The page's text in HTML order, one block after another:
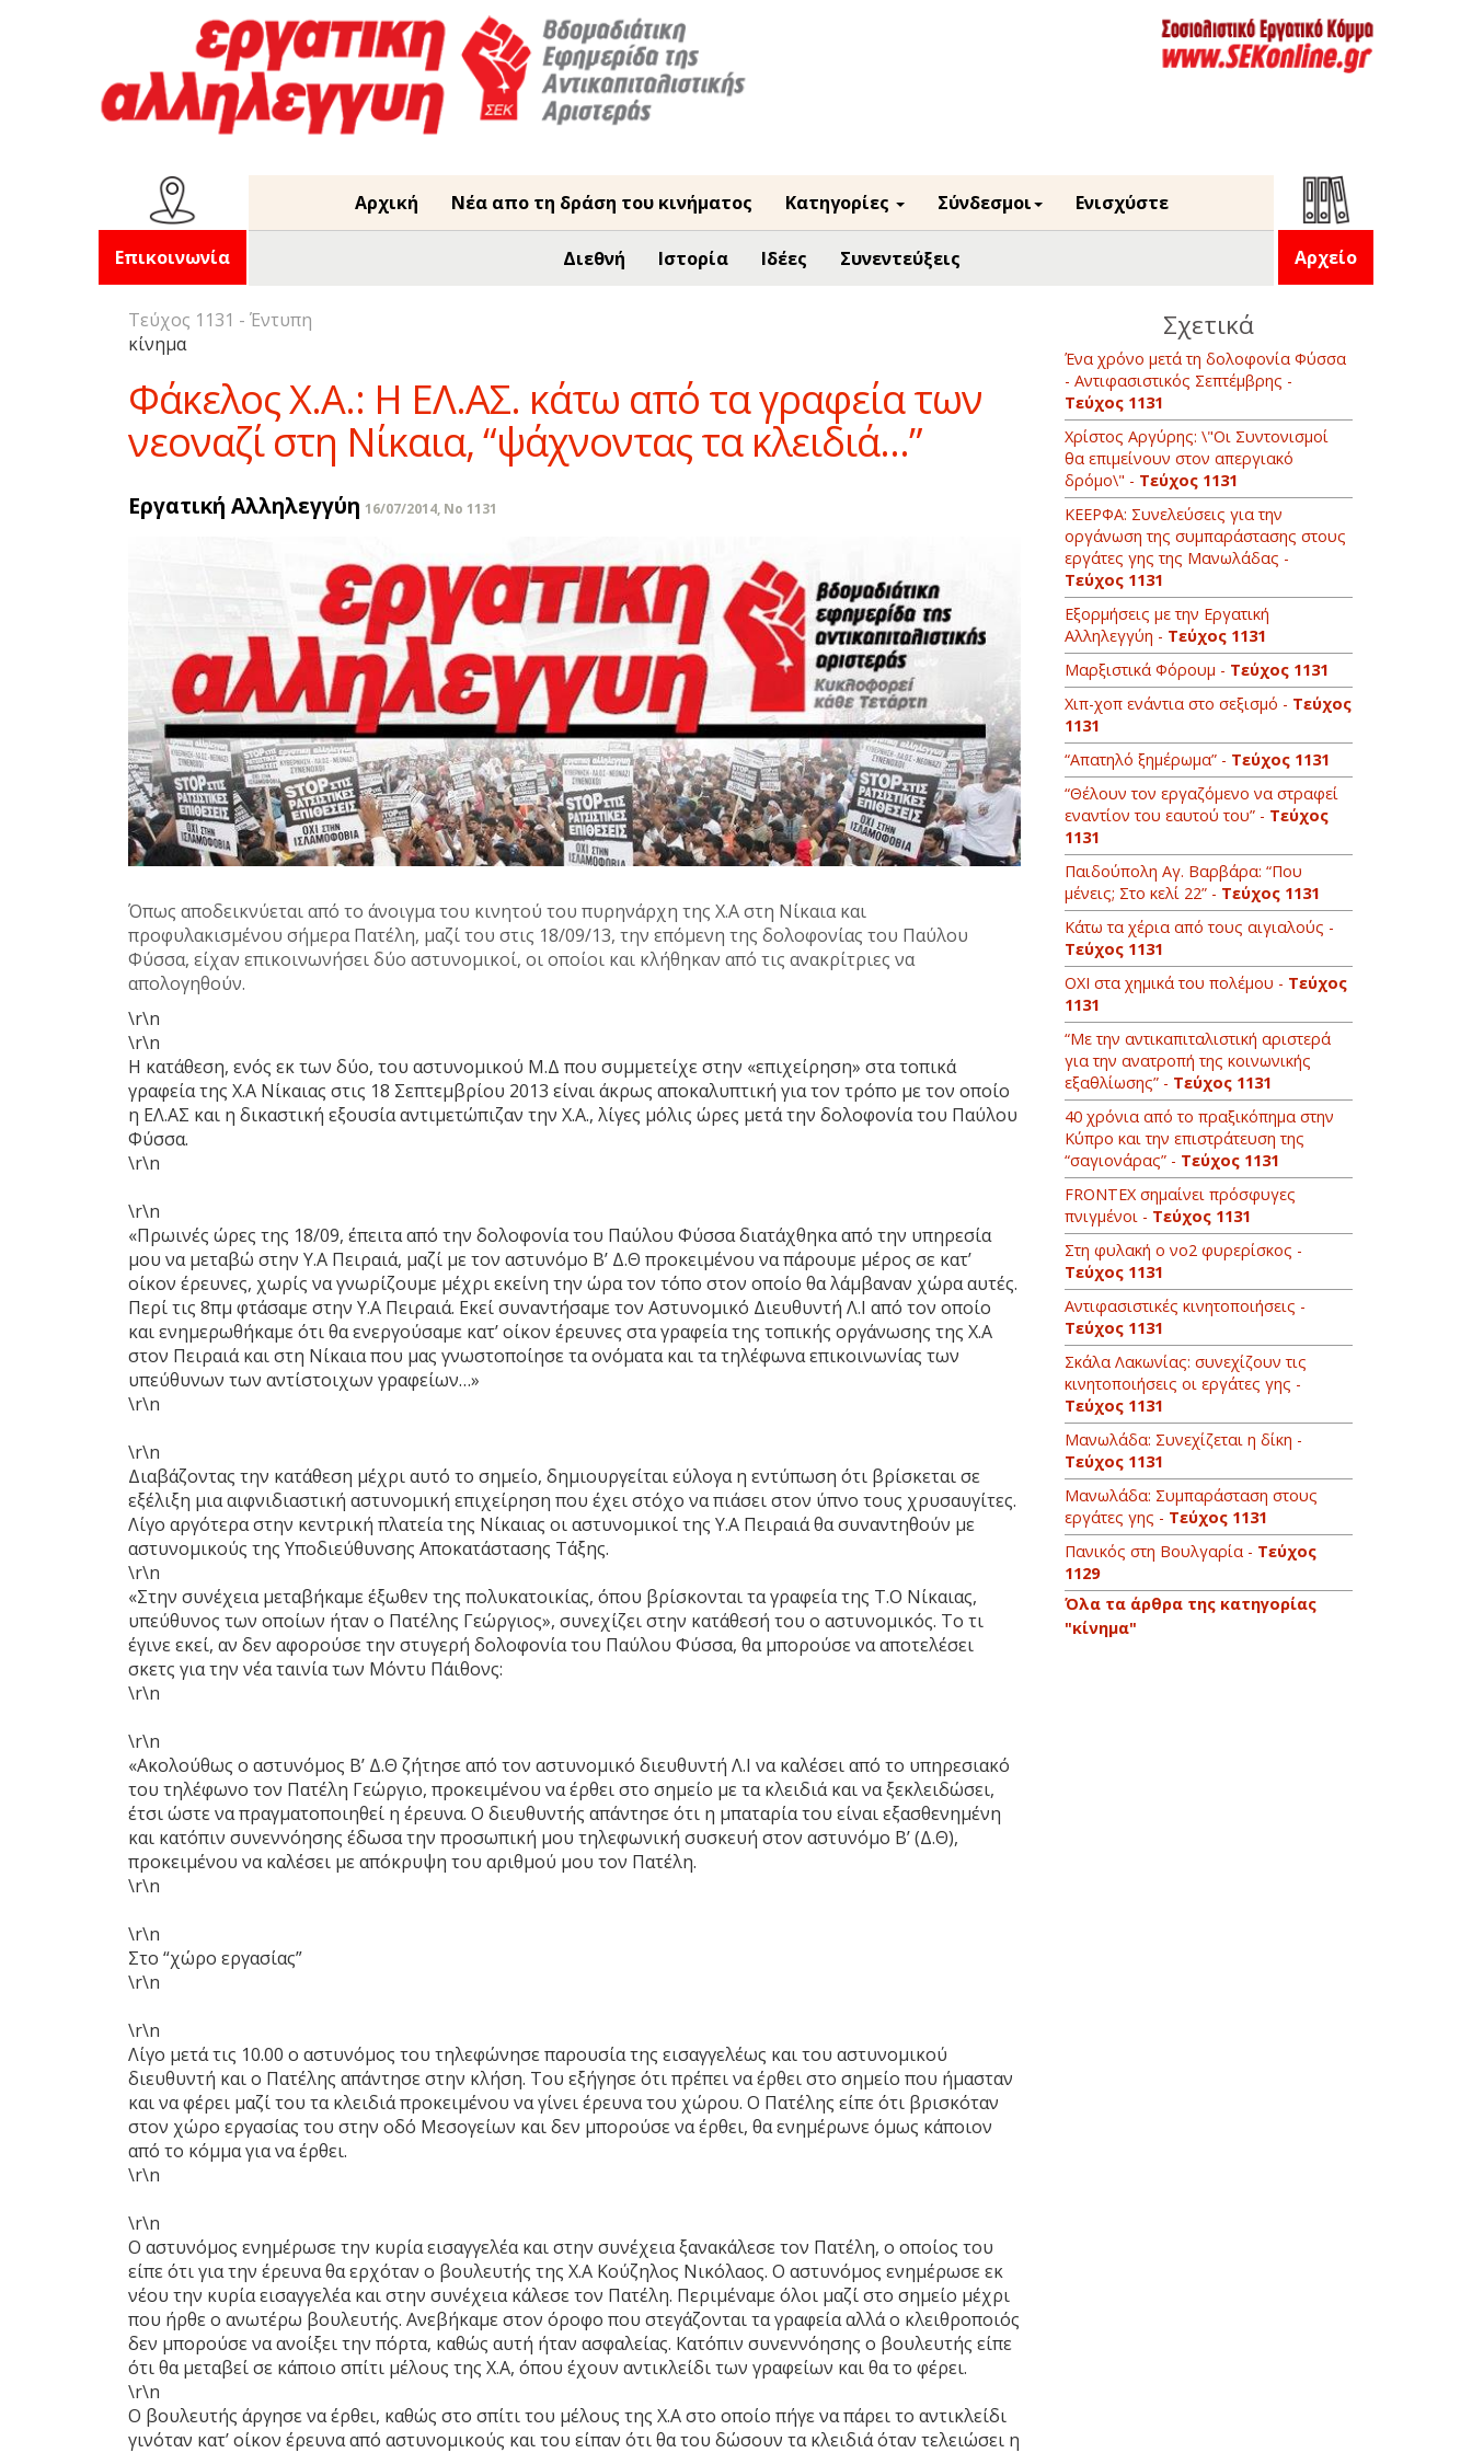
Επικοινωνία
Αρχική Νέα απο τη δράση του κινήματος Κατηγορίες Σύνδεσμοι Ενισχύστε
Διεθνή Ιστορία Ιδέες Συνεντεύξεις Αρχείο
Τεύχος 1131 - Έντυπη
κίνημα
Φάκελος Χ.Α.: Η ΕΛ.ΑΣ. κάτω από τα γραφεία των
νεοναζί στη Νίκαια, “ψάχνοντας τα κλειδιά...”
Εργατική Αλληλεγγύη 16/07/2014, No 1131
Όπως αποδεικνύεται από το άνοιγμα του κινητού του πυρηνάρχη της Χ.Α στη Νίκαια και
προφυλακισμένου σήμερα Πατέλη, μαζί του στις 18/09/13, την επόμενη της δολοφονίας του Παύλου
Φύσσα, είχαν επικοινωνήσει δύο αστυνομικοί, οι οποίοι και κλήθηκαν από τις ανακρίτριες να
απολογηθούν.
\r\n
\r\n
Η κατάθεση, ενός εκ των δύο, του αστυνομικού Μ.Δ που συμμετείχε στην «επιχείρηση» στα τοπικά
γραφεία της Χ.Α Νίκαιας στις 18 Σεπτεμβρίου 2013 είναι άκρως αποκαλυπτική για τον τρόπο με τον οποίο
η ΕΛ.ΑΣ και η δικαστική εξουσία αντιμετώπιζαν την Χ.Α., λίγες μόλις ώρες μετά την δολοφονία του Παύλου
Φύσσα.
\r\n
\r\n
«Πρωινές ώρες της 18/09, έπειτα από την δολοφονία του Παύλου Φύσσα διατάχθηκα από την υπηρεσία
μου να μεταβώ στην Υ.Α Πειραιά, μαζί με τον αστυνόμο B’ Δ.Θ προκειμένου να πάρουμε μέρος σε κατ’
οίκον έρευνες, χωρίς να γνωρίζουμε μέχρι εκείνη την ώρα τον τόπο στον οποίο θα λάμβαναν χώρα αυτές.
Περί τις 8πμ φτάσαμε στην Υ.Α Πειραιά. Εκεί συναντήσαμε τον Αστυνομικό Διευθυντή Λ.Ι από τον οποίο
και ενημερωθήκαμε ότι θα ενεργούσαμε κατ’ οίκον έρευνες στα γραφεία της τοπικής οργάνωσης της Χ.Α
στον Πειραιά και στη Νίκαια που μας γνωστοποίησε τα ονόματα και τα τηλέφωνα επικοινωνίας των
υπεύθυνων των αντίστοιχων γραφείων…»
\r\n
\r\n
Διαβάζοντας την κατάθεση μέχρι αυτό το σημείο, δημιουργείται εύλογα η εντύπωση ότι βρίσκεται σε
εξέλιξη μια αιφνιδιαστική αστυνομική επιχείρηση που έχει στόχο να πιάσει στον ύπνο τους χρυσαυγίτες.
Λίγο αργότερα στην κεντρική πλατεία της Νίκαιας οι αστυνομικοί της Υ.Α Πειραιά θα συναντηθούν με
αστυνομικούς της Υποδιεύθυνσης Αποκατάστασης Τάξης.
\r\n
«Στην συνέχεια μεταβήκαμε έξωθεν της πολυκατοικίας, όπου βρίσκονται τα γραφεία της Τ.Ο Νίκαιας,
υπεύθυνος των οποίων ήταν ο Πατέλης Γεώργιος», συνεχίζει στην κατάθεσή του ο αστυνομικός. Το τι
έγινε εκεί, αν δεν αφορούσε την στυγερή δολοφονία του Παύλου Φύσσα, θα μπορούσε να αποτελέσει
σκετς για την νέα ταινία των Μόντυ Πάιθονς:
\r\n
\r\n
«Ακολούθως ο αστυνόμος Β’ Δ.Θ ζήτησε από τον αστυνομικό διευθυντή Λ.Ι να καλέσει από το υπηρεσιακό
του τηλέφωνο τον Πατέλη Γεώργιο, προκειμένου να έρθει στο σημείο με τα κλειδιά και να ξεκλειδώσει,
έτσι ώστε να πραγματοποιηθεί η έρευνα. Ο διευθυντής απάντησε ότι η μπαταρία του είναι εξασθενημένη
και κατόπιν συνεννόησης έδωσα την προσωπική μου τηλεφωνική συσκευή στον αστυνόμο Β’ (Δ.Θ),
προκειμένου να καλέσει με απόκρυψη του αριθμού μου τον Πατέλη.
\r\n
\r\n
Στο “χώρο εργασίας”
\r\n
\r\n
Λίγο μετά τις 10.00 ο αστυνόμος του τηλεφώνησε παρουσία της εισαγγελέως και του αστυνομικού
διευθυντή και ο Πατέλης απάντησε στην κλήση. Του εξήγησε ότι πρέπει να έρθει στο σημείο που ήμασταν
και να φέρει μαζί του τα κλειδιά προκειμένου να γίνει έρευνα του χώρου. Ο Πατέλης είπε ότι βρισκόταν
στον χώρο εργασίας του στην οδό Μεσογείων και δεν μπορούσε να έρθει, θα ενημέρωνε όμως κάποιον
από το κόμμα για να έρθει.
\r\n
\r\n
Ο αστυνόμος ενημέρωσε την κυρία εισαγγελέα και στην συνέχεια ξανακάλεσε τον Πατέλη, ο οποίος του
είπε ότι για την έρευνα θα ερχόταν ο βουλευτής της Χ.Α Κούζηλος Νικόλαος. Ο αστυνόμος ενημέρωσε εκ
νέου την κυρία εισαγγελέα και στην συνέχεια κάλεσε τον Πατέλη. Περιμέναμε όλοι μαζί στο σημείο μέχρι
που ήρθε ο ανωτέρω βουλευτής. Ανεβήκαμε στον όροφο που στεγάζονται τα γραφεία αλλά ο κλειθροποιός
δεν μπορούσε να ανοίξει την πόρτα, καθώς αυτή ήταν ασφαλείας. Κατόπιν συνεννόησης ο βουλευτής είπε
ότι θα μεταβεί σε κάποιο σπίτι μέλους της Χ.Α, όπου έχουν αντικλείδι των γραφείων και θα το φέρει.
\r\n
Ο βουλευτής άργησε να έρθει, καθώς στο σπίτι του μέλους της Χ.Α στο οποίο πήγε να πάρει το αντικλείδι
γινόταν κατ’ οίκον έρευνα από αστυνομικούς και του είπαν ότι θα του δώσουν τα κλειδιά όταν τελειώσει η
Σχετικά
Ένα χρόνο μετά τη δολοφονία Φύσσα
- Αντιφασιστικός Σεπτέμβρης -
Τεύχος 1131
Χρίστος Αργύρης: \"Οι Συντονισμοί
θα επιμείνουν στον απεργιακό
δρόμο\" - Τεύχος 1131
ΚΕΕΡΦΑ: Συνελεύσεις για την
οργάνωση της συμπαράστασης στους
εργάτες γης της Μανωλάδας -
Τεύχος 1131
Εξορμήσεις με την Εργατική
Αλληλεγγύη - Τεύχος 1131
Μαρξιστικά Φόρουμ - Τεύχος 1131
Χιπ-χοπ ενάντια στο σεξισμό - Τεύχος
1131
“Απατηλό ξημέρωμα” - Τεύχος 1131
“Θέλουν τον εργαζόμενο να στραφεί
εναντίoν του εαυτού του” - Τεύχος
1131
Παιδούπολη Αγ. Βαρβάρα: “Που
μένεις; Στο κελί 22” - Τεύχος 1131
Κάτω τα χέρια από τους αιγιαλούς -
Τεύχος 1131
ΟΧΙ στα χημικά του πολέμου - Τεύχος
1131
“Με την αντικαπιταλιστική αριστερά
για την ανατροπή της κοινωνικής
εξαθλίωσης” - Τεύχος 1131
40 χρόνια από το πραξικόπημα στην
Κύπρο και την επιστράτευση της
“σαγιονάρας” - Τεύχος 1131
FRONTEX σημαίνει πρόσφυγες
πνιγμένοι - Τεύχος 1131
Στη φυλακή ο νο2 φυρερίσκος -
Τεύχος 1131
Αντιφασιστικές κινητοποιήσεις -
Τεύχος 1131
Σκάλα Λακωνίας: συνεχίζουν τις
κινητοποιήσεις οι εργάτες γης -
Τεύχος 1131
Μανωλάδα: Συνεχίζεται η δίκη -
Τεύχος 1131
Μανωλάδα: Συμπαράσταση στους
εργάτες γης - Τεύχος 1131
Πανικός στη Βουλγαρία - Τεύχος
1129
Όλα τα άρθρα της κατηγορίας
"κίνημα"